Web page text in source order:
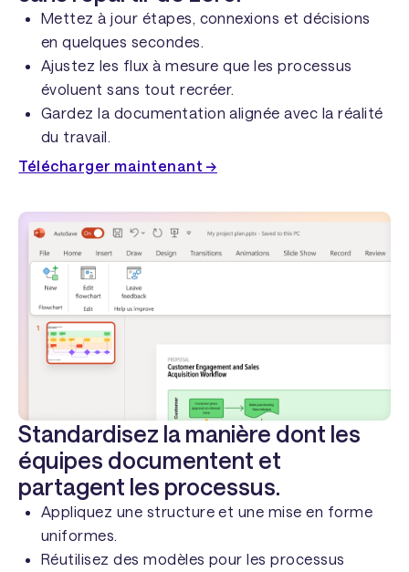
Mettez à jour étapes, connexions et décisions
en quelques secondes.
Ajustez les flux à mesure que les processus
évoluent sans tout recréer.
Gardez la documentation alignée avec la réalité
du travail.
Télécharger maintenant →
Standardisez la manière dont les
équipes documentent et
partagent les processus.
Appliquez une structure et une mise en forme
uniformes.
Réutilisez des modèles pour les processus